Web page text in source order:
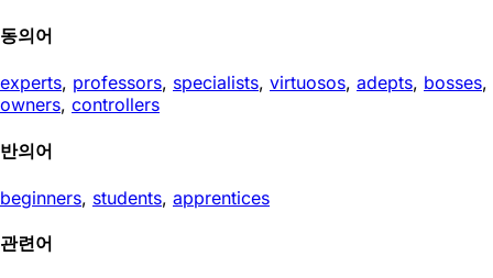
동의어
experts, professors, specialists, virtuosos, adepts, bosses,
owners, controllers
반의어
beginners, students, apprentices
관련어